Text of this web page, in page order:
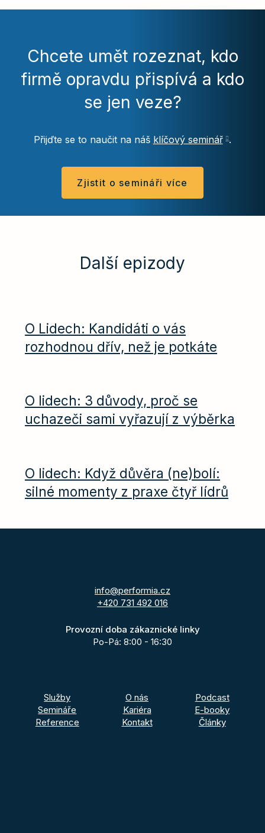
Chcete umět rozeznat, kdo
firmě opravdu přispívá a kdo
se jen veze?
Přijďte se to naučit na náš klíčový seminář .
Zjistit o semináři více
Další epizody
O Lidech: Kandidáti o vás
rozhodnou dřív, než je potkáte
O lidech: 3 důvody, proč se
uchazeči sami vyřazují z výběrka
O lidech: Když důvěra (ne)bolí:
silné momenty z praxe čtyř lídrů
info@performia.cz
+420 731 492 016
Provozní doba zákaznické linky
Po-Pá: 8:00 - 16:30
Služby
Semináře
Reference
O nás
Kariéra
Kontakt
Podcast
E-booky
Články